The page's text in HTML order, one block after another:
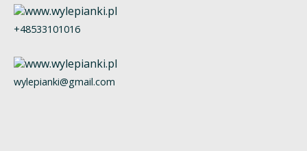
+48533101016
wylepianki@gmail.com